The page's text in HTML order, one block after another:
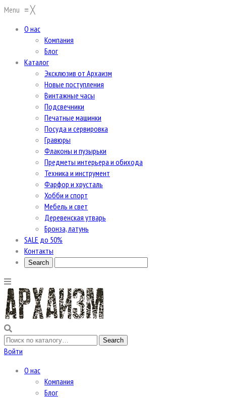
Menu ≡╳
О нас
Компания
Блог
Каталог
Эксклюзив от Архаизм
Новые поступления
Винтажные часы
Подсвечники
Печатные машинки
Посуда и сервировка
Гравюры
Флаконы и пузырьки
Предметы интерьера и обихода
Техника и инструмент
Фарфор и хрусталь
Хобби и спорт
Мебель и свет
Деревенская утварь
Бронза, латунь
SALE до 50%
Контакты
Войти
О нас
Компания
Блог